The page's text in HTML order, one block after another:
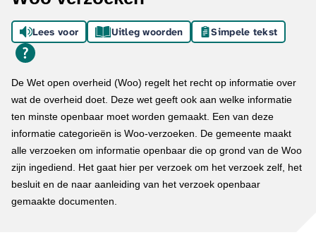
Lees voor Uitleg woorden Simpele tekst
De Wet open overheid (Woo) regelt het recht op informatie over
wat de overheid doet. Deze wet geeft ook aan welke informatie
ten minste openbaar moet worden gemaakt. Een van deze
informatie categorieën is Woo-verzoeken. De gemeente maakt
alle verzoeken om informatie openbaar die op grond van de Woo
zijn ingediend. Het gaat hier per verzoek om het verzoek zelf, het
besluit en de naar aanleiding van het verzoek openbaar
gemaakte documenten.